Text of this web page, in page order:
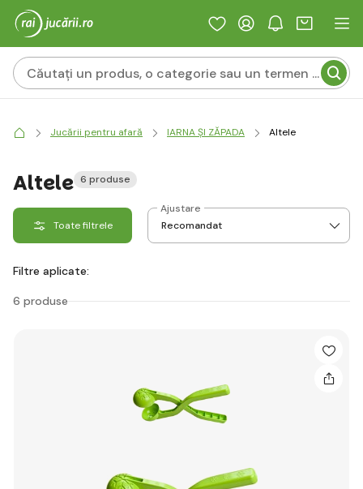
Jucării pentru afară IARNA ȘI ZĂPADA Altele
Altele 6 produse
Toate filtrele
Ajustare
Filtre aplicate:
6 produse